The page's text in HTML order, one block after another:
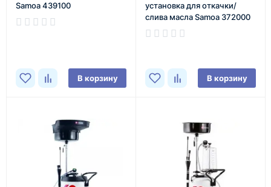
Samoa 439100
В корзину
установка для откачки/
слива масла Samoa 372000
В корзину